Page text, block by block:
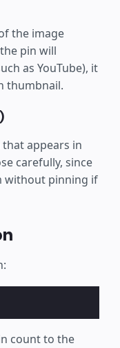
the image
pin will
as YouTube), it
thumbnail.
appears in
carefully, since
without pinning if
count to the